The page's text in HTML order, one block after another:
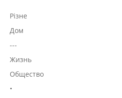
Різне
Дом
---
Жизнь
Общество
•